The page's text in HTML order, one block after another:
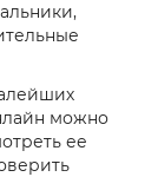
можно
ее